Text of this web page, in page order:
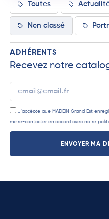
Toutes
Non classé
ADHÉRENTS
Recevez notre
J'accèpte que MADEiN Grand Est
me re-contacter en accord avec notre
ENVOYER MA